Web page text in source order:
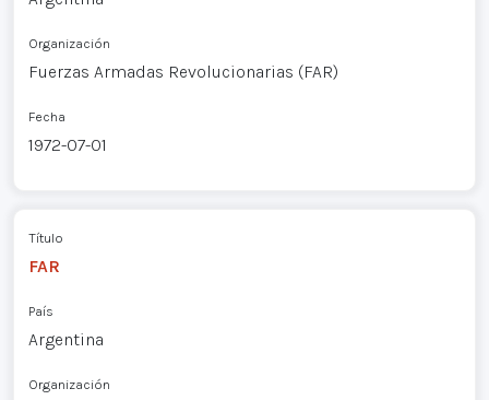
Organización
Fuerzas Armadas Revolucionarias (FAR)
Fecha
1972-07-01
Título
FAR
País
Argentina
Organización